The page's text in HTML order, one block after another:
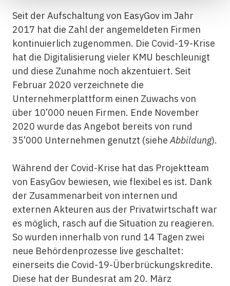
Seit der Aufschaltung von EasyGov im Jahr
2017 hat die Zahl der angemeldeten Firmen
kontinuierlich zugenommen. Die Covid-19-Krise
hat die Digitalisierung vieler KMU beschleunigt
und diese Zunahme noch akzentuiert. Seit
Februar 2020 verzeichnete die
Unternehmerplattform einen Zuwachs von
über 10’000 neuen Firmen. Ende November
2020 wurde das Angebot bereits von rund
35’000 Unternehmen genutzt (sieheAbbildung).
Während der Covid-Krise hat das Projektteam
von EasyGov bewiesen, wie flexibel es ist. Dank
der Zusammenarbeit von internen und
externen Akteuren aus der Privatwirtschaft war
es möglich, rasch auf die Situation zu reagieren.
So wurden innerhalb von rund 14 Tagen zwei
neue Behördenprozesse live geschaltet:
einerseits die Covid-19-Überbrückungskredite.
Diese hat der Bundesrat am 20. März